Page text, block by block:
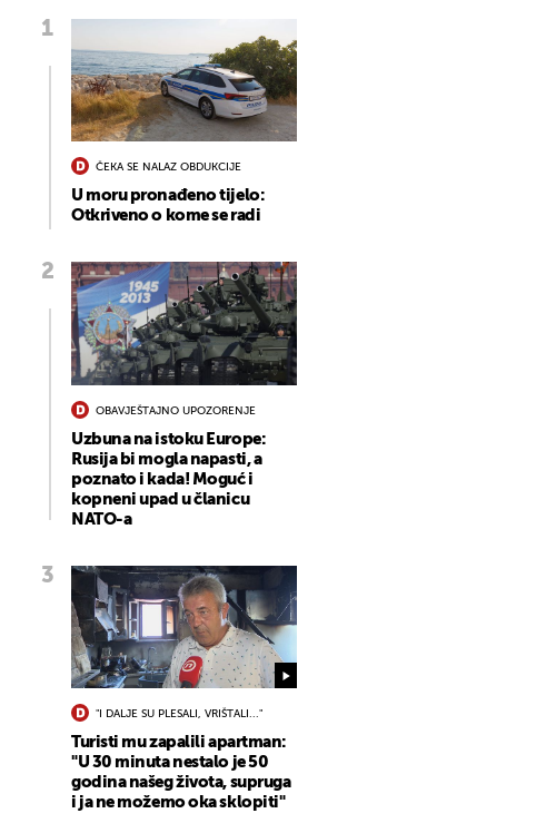
ČEKA SE NALAZ OBDUKCIJE
U moru pronađeno tijelo:
Otkriveno o kome se radi
OBAVJEŠTAJNO UPOZORENJE
Uzbuna na istoku Europe:
Rusija bi mogla napasti, a
poznato i kada! Moguć i
kopneni upad u članicu
NATO-a
"I DALJE SU PLESALI, VRIŠTALI..."
Turisti mu zapalili apartman:
"U 30 minuta nestalo je 50
godina našeg života, supruga
i ja ne možemo oka sklopiti"